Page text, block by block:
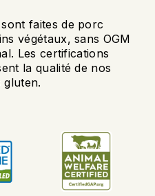
faites de porc
végétaux, sans OGM
Les certifications
la qualité de nos
gluten.